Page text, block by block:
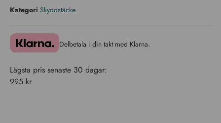
Kategori Skyddstäcke
Delbetala i din takt med Klarna.
Lägsta pris senaste 30 dagar:
995 kr